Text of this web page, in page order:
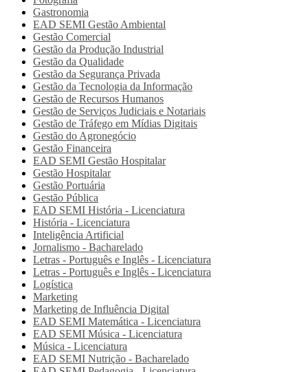
Gastronomia
EAD SEMI Gestão Ambiental
Gestão Comercial
Gestão da Produção Industrial
Gestão da Qualidade
Gestão da Segurança Privada
Gestão da Tecnologia da Informação
Gestão de Recursos Humanos
Gestão de Serviços Judiciais e Notariais
Gestão de Tráfego em Mídias Digitais
Gestão do Agronegócio
Gestão Financeira
EAD SEMI Gestão Hospitalar
Gestão Hospitalar
Gestão Portuária
Gestão Pública
EAD SEMI História - Licenciatura
História - Licenciatura
Inteligência Artificial
Jornalismo - Bacharelado
Letras - Português e Inglês - Licenciatura
Letras - Português e Inglês - Licenciatura
Logística
Marketing
Marketing de Influência Digital
EAD SEMI Matemática - Licenciatura
EAD SEMI Música - Licenciatura
Música - Licenciatura
EAD SEMI Nutrição - Bacharelado